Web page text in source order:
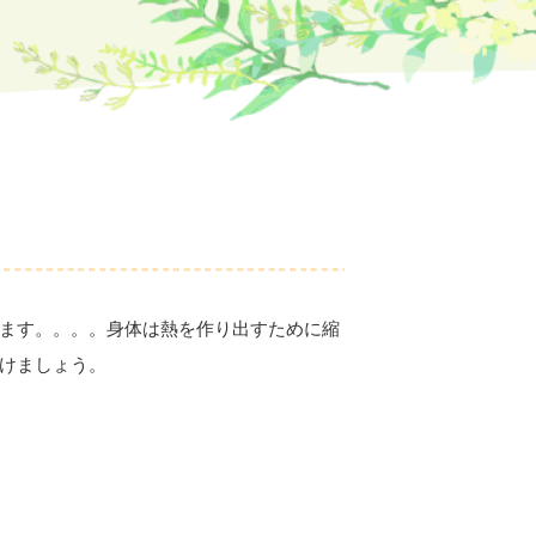
す。。。。身体は熱を作り出すために縮
しょう。